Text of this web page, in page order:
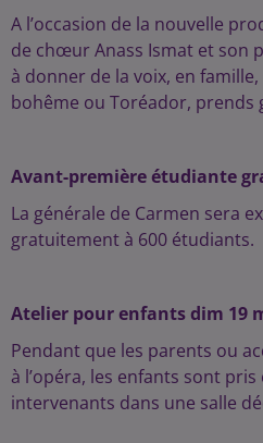
A l’occasion de la nouvelle
de chœur Anass Ismat et son
à donner de la voix, en
bohême ou Toréador, prends
Avant-première étudiante
La générale de Carmen sera
gratuitement à 600 étudiants.
Atelier pour enfants dim 19
Pendant que les parents ou
à l’opéra, les enfants sont
intervenants dans une salle